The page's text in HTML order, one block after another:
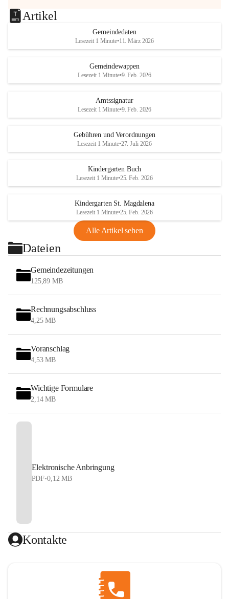
Artikel
Gemeindedaten
Lesezeit 1 Minute•11. März 2026
Gemeindewappen
Lesezeit 1 Minute•9. Feb. 2026
Amtssignatur
Lesezeit 1 Minute•9. Feb. 2026
Gebühren und Verordnungen
Lesezeit 1 Minute•27. Juli 2026
Kindergarten Buch
Lesezeit 1 Minute•25. Feb. 2026
Kindergarten St. Magdalena
Lesezeit 1 Minute•25. Feb. 2026
Alle Artikel sehen
Dateien
Gemeindezeitungen
125,89 MB
Rechnungsabschluss
4,25 MB
Voranschlag
4,53 MB
Wichtige Formulare
2,14 MB
Elektronische Anbringung
PDF•0,12 MB
Kontakte